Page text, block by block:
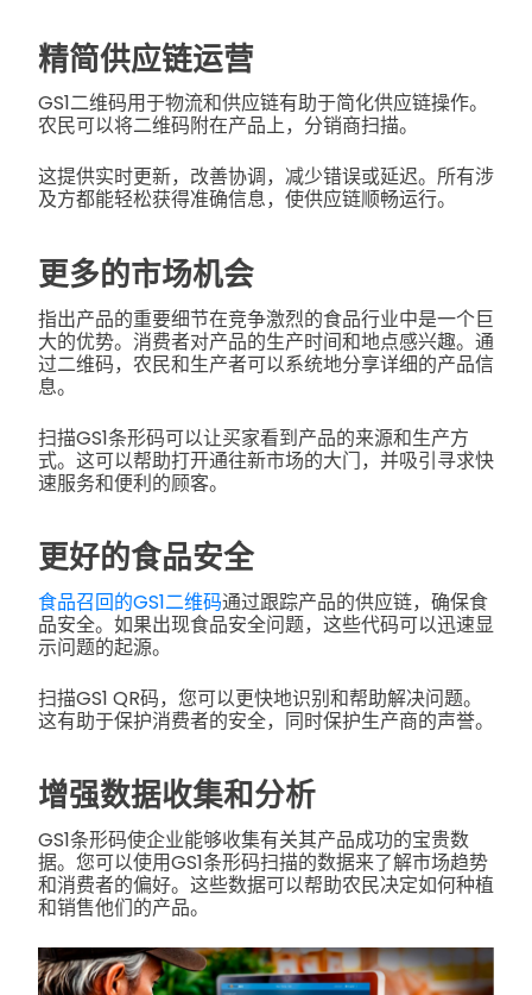
精简供应链运营
GS1二维码用于物流和供应链有助于简化供应链操作。
农民可以将二维码附在产品上，分销商扫描。
这提供实时更新，改善协调，减少错误或延迟。所有涉
及方都能轻松获得准确信息，使供应链顺畅运行。
更多的市场机会
指出产品的重要细节在竞争激烈的食品行业中是一个巨
大的优势。消费者对产品的生产时间和地点感兴趣。通
过二维码，农民和生产者可以系统地分享详细的产品信
息。
扫描GS1条形码可以让买家看到产品的来源和生产方
式。这可以帮助打开通往新市场的大门，并吸引寻求快
速服务和便利的顾客。
更好的食品安全
食品召回的GS1二维码通过跟踪产品的供应链，确保食
品安全。如果出现食品安全问题，这些代码可以迅速显
示问题的起源。
扫描GS1 QR码，您可以更快地识别和帮助解决问题。
这有助于保护消费者的安全，同时保护生产商的声誉。
增强数据收集和分析
GS1条形码使企业能够收集有关其产品成功的宝贵数
据。您可以使用GS1条形码扫描的数据来了解市场趋势
和消费者的偏好。这些数据可以帮助农民决定如何种植
和销售他们的产品。